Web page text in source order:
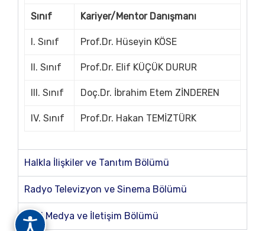
Sınıf Kariyer/Mentor Danışmanı
I. Sınıf Prof.Dr. Hüseyin KÖSE
II. Sınıf Prof.Dr. Elif KÜÇÜK DURUR
III. Sınıf Doç.Dr. İbrahim Etem ZİNDEREN
IV. Sınıf Prof.Dr. Hakan TEMİZTÜRK
Halkla İlişkiler ve Tanıtım Bölümü
Radyo Televizyon ve Sinema Bölümü
Yeni Medya ve İletişim Bölümü